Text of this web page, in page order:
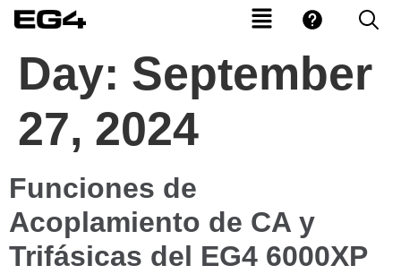
Day: September
27, 2024
Funciones de
Acoplamiento de CA y
Trifásicas del EG4 6000XP